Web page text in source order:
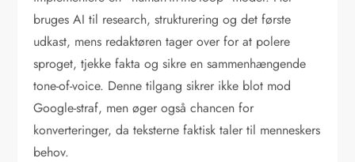
bruges AI til research, strukturering og det første
udkast, mens redaktøren tager over for at polere
sproget, tjekke fakta og sikre en sammenhængende
tone-of-voice. Denne tilgang sikrer ikke blot mod
Google-straf, men øger også chancen for
konverteringer, da teksterne faktisk taler til menneskers
behov.